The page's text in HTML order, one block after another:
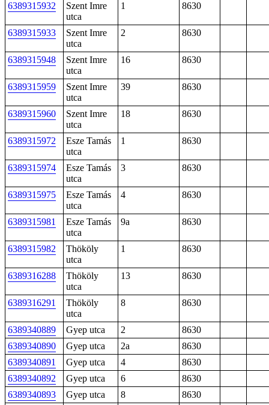
6389315932
Szent Imre
utca
1 8630
6389315933
Szent Imre
utca
2 8630
6389315948
Szent Imre
utca
16 8630
6389315959
Szent Imre
utca
39 8630
6389315960
Szent Imre
utca
18 8630
6389315972
Esze Tamás
utca
1 8630
6389315974
Esze Tamás
utca
3 8630
6389315975
Esze Tamás
utca
4 8630
6389315981
Esze Tamás
utca
9a 8630
6389315982
Thököly
utca
1 8630
6389316288
Thököly
utca
13 8630
6389316291
Thököly
utca
8 8630
6389340889 Gyep utca 2
8630
6389340890
Gyep utca 2a
8630
6389340891
Gyep utca 4
8630
6389340892
Gyep utca 6
8630
6389340893
Gyep utca 8
8630